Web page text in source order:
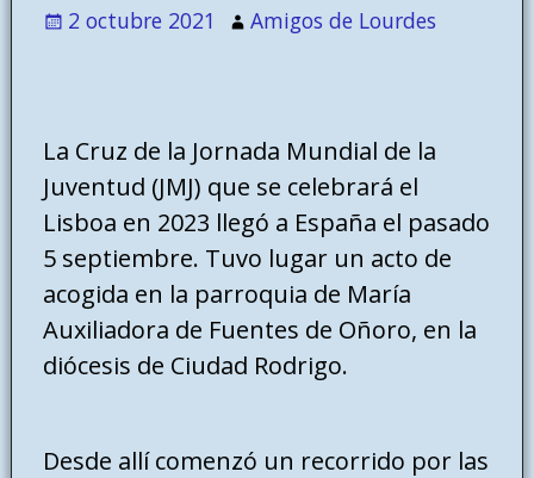
2 octubre 2021 Amigos de Lourdes
La Cruz de la Jornada Mundial de la
Juventud (JMJ) que se celebrará el
Lisboa en 2023 llegó a España el pasado
5 septiembre. Tuvo lugar un acto de
acogida en la parroquia de María
Auxiliadora de Fuentes de Oñoro, en la
diócesis de Ciudad Rodrigo.
Desde allí comenzó un recorrido por las